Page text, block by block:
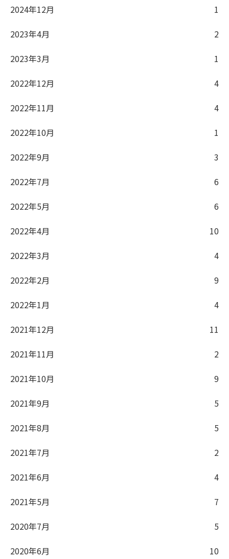
2024年12月
1
2023年4月
2
2023年3月
1
2022年12月
4
2022年11月
4
2022年10月
1
2022年9月
3
2022年7月
6
2022年5月
6
2022年4月
10
2022年3月
4
2022年2月
9
2022年1月
4
2021年12月
11
2021年11月
2
2021年10月
9
2021年9月
5
2021年8月
5
2021年7月
2
2021年6月
4
2021年5月
7
2020年7月
5
2020年6月
10